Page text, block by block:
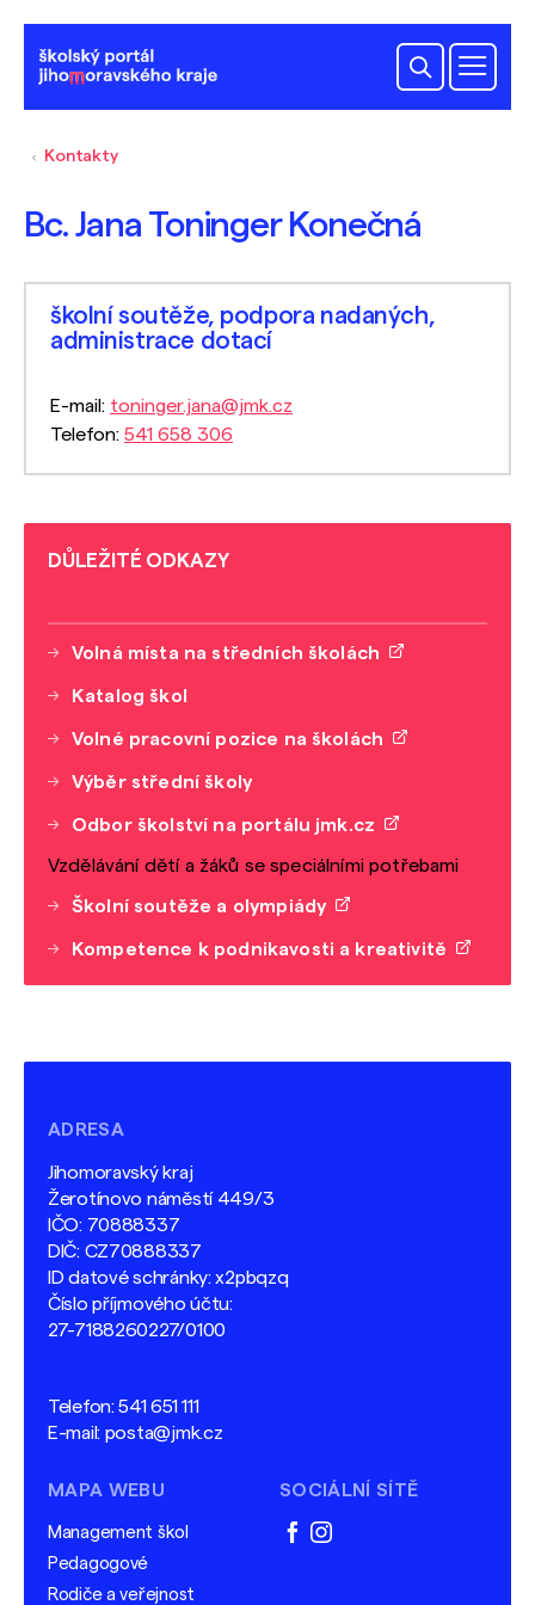
Kontakty
Bc. Jana Toninger Konečná
školní soutěže, podpora nadaných,
administrace dotací
E-mail: toninger.jana@jmk.cz
Telefon: 541 658 306
DŮLEŽITÉ ODKAZY
Volná místa na středních školách
Katalog škol
Volné pracovní pozice na školách
Výběr střední školy
Odbor školství na portálu jmk.cz
Vzdělávání dětí a žáků se speciálními potřebami
Školní soutěže a olympiády
Kompetence k podnikavosti a kreativitě
ADRESA
Jihomoravský kraj
Žerotínovo náměstí 449/3
IČO: 70888337
DIČ: CZ70888337
ID datové schránky: x2pbqzq
Číslo příjmového účtu:
27-7188260227/0100
Telefon:541 651 111
E-mail: posta@jmk.cz
MAPA WEBU
Management škol
Pedagogové
Rodiče a veřejnost
SOCIÁLNÍ SÍTĚ
facebook
instagram